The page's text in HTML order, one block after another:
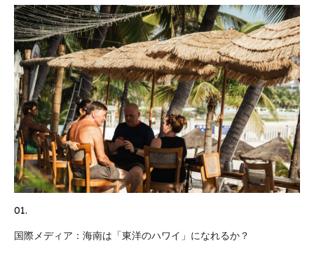
01.
国際メディア：海南は「東洋のハワイ」になれるか？